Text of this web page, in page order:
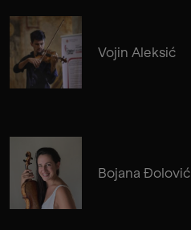
Vojin Aleksić
Bojana Đolović